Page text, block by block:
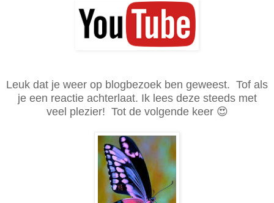
Leuk dat je weer op blogbezoek ben geweest. Tof als
je een reactie achterlaat. Ik lees deze steeds met
veel plezier! Tot de volgende keer 😍